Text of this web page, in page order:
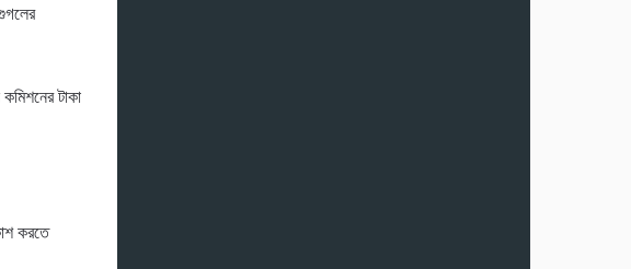
টাকা
করতে